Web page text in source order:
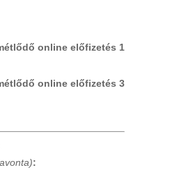
online előfizetés 1
online előfizetés 3
: